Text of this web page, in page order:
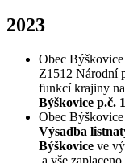
2023
Obec
Z1512 Národní
funkcí krajiny
Býškovice p.č.
Obec
Výsadba
Býškovice ve